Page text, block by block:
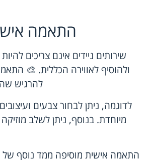
התאמה
שירותים ניידים אינם צריכים
ולהוסיף לאווירה הכללית. 🎨
להרגיש
לדוגמה, ניתן לבחור צבעים
מיוחדת. בנוסף, ניתן לשלב
התאמה אישית מוסיפה ממד נוסף